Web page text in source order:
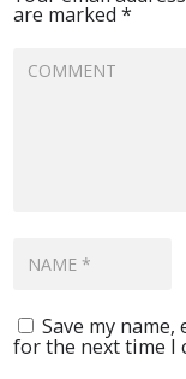
are marked*
Save my
for the next time I